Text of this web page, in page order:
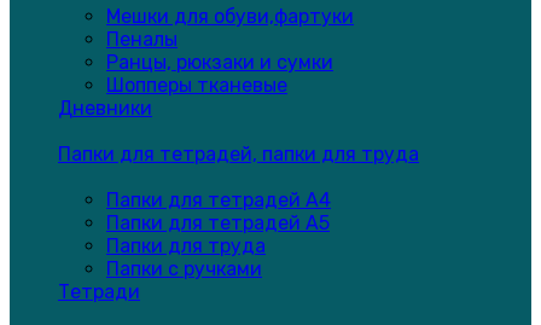
Мешки для обуви,фартуки
Пеналы
Ранцы, рюкзаки и сумки
Шопперы тканевые
Дневники
Папки для тетрадей, папки для труда
Папки для тетрадей А4
Папки для тетрадей А5
Папки для труда
Папки с ручками
Тетради